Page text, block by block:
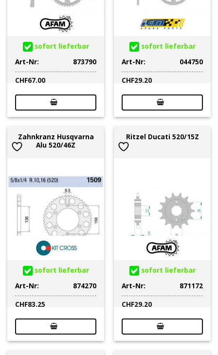
sofort lieferbar
Art-Nr:
873790
CHF67.00
sofort lieferbar
Art-Nr:
044750
CHF29.20
Zahnkranz Husqvarna
Alu 520/46Z
sofort lieferbar
Art-Nr:
874270
CHF83.25
Ritzel Ducati 520/15Z
sofort lieferbar
Art-Nr:
871172
CHF29.20